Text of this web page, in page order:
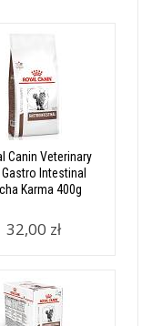
Canin Veterinary
Gastro Intestinal
Karma 400g
32,00 zł